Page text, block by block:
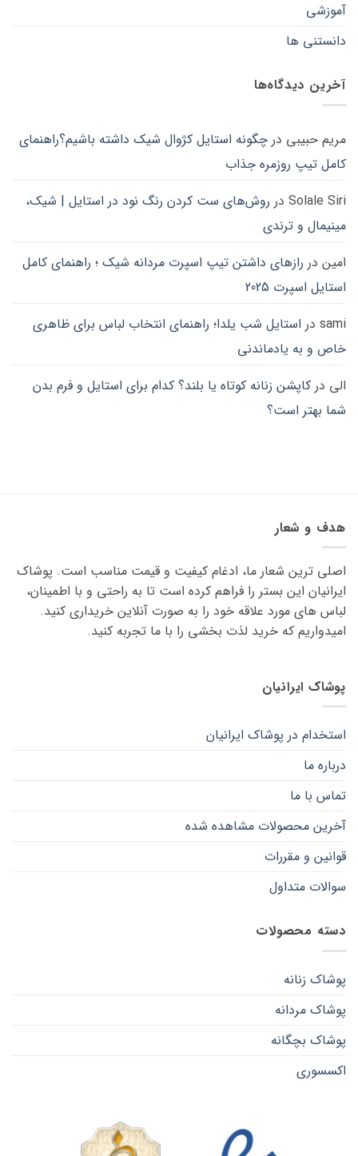
باشد.
ها
است
در
صفحه
انتخاب
شوند
آموزشی
دانستنی ها
آخرین دیدگاه‌ها
مریم حبیبی در چگونه استایل کژوال شیک داشته باشیم؟راهنمای
کامل تیپ روزمره جذاب
Solale Siri در روش‌های ست کردن رنگ نود در استایل | شیک،
مینیمال و ترندی
امین در رازهای داشتن تیپ اسپرت مردانه شیک ؛ راهنمای کامل
استایل اسپرت 2025
sami در استایل شب یلدا؛ راهنمای انتخاب لباس برای ظاهری
خاص و به یادماندنی
الی در کاپشن زنانه کوتاه یا بلند؟ کدام برای استایل و فرم بدن
شما بهتر است؟
هدف و شعار
اصلی ترین شعار ما، ادغام کیفیت و قیمت مناسب است. پوشاک
ایرانیان این بستر را فراهم کرده است تا به راحتی و با اطمینان،
لباس های مورد علاقه ‌خود را به صورت آنلاین خریداری کنید.
امیدواریم که خرید لذت ‌بخشی را با ما تجربه کنید.
پوشاک ایرانیان
استخدام در پوشاک ایرانیان
درباره ما
تماس با ما
آخرین محصولات مشاهده شده
قوانین و مقررات
سوالات متداول
دسته محصولات
پوشاک زنانه
پوشاک مردانه
پوشاک بچگانه
اکسسوری